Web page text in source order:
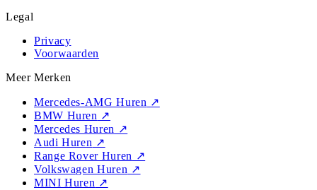
Legal
Privacy
Voorwaarden
Meer Merken
Mercedes-AMG Huren ↗
BMW Huren ↗
Mercedes Huren ↗
Audi Huren ↗
Range Rover Huren ↗
Volkswagen Huren ↗
MINI Huren ↗